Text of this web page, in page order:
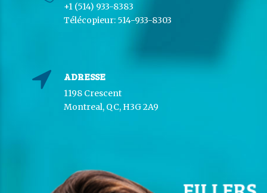
+1 (514) 933-8383
Télécopieur: 514-933-8303
ADRESSE
1198 Crescent
Montreal, QC, H3G 2A9